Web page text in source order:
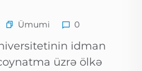
Ümumi 0
idman
üzrə ölkə